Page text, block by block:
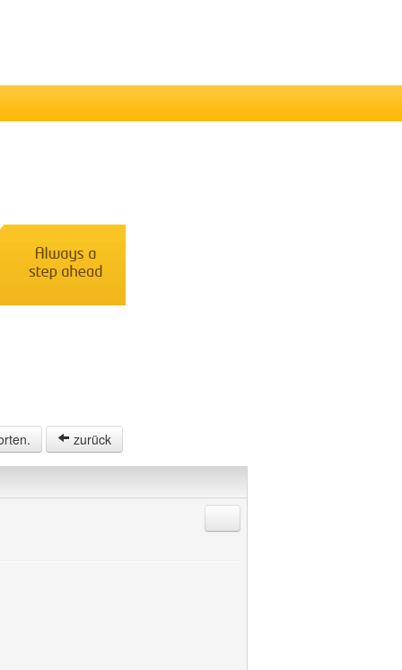
zurück